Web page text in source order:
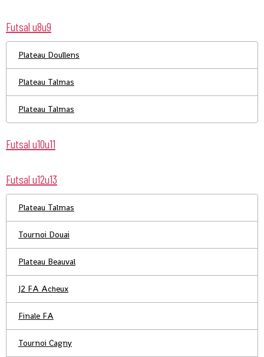
Futsal u8u9
Plateau Doullens
Plateau Talmas
Plateau Talmas
Futsal u10u11
Futsal u12u13
Plateau Talmas
Tournoi Douai
Plateau Beauval
J2 FA Acheux
Finale FA
Tournoi Cagny